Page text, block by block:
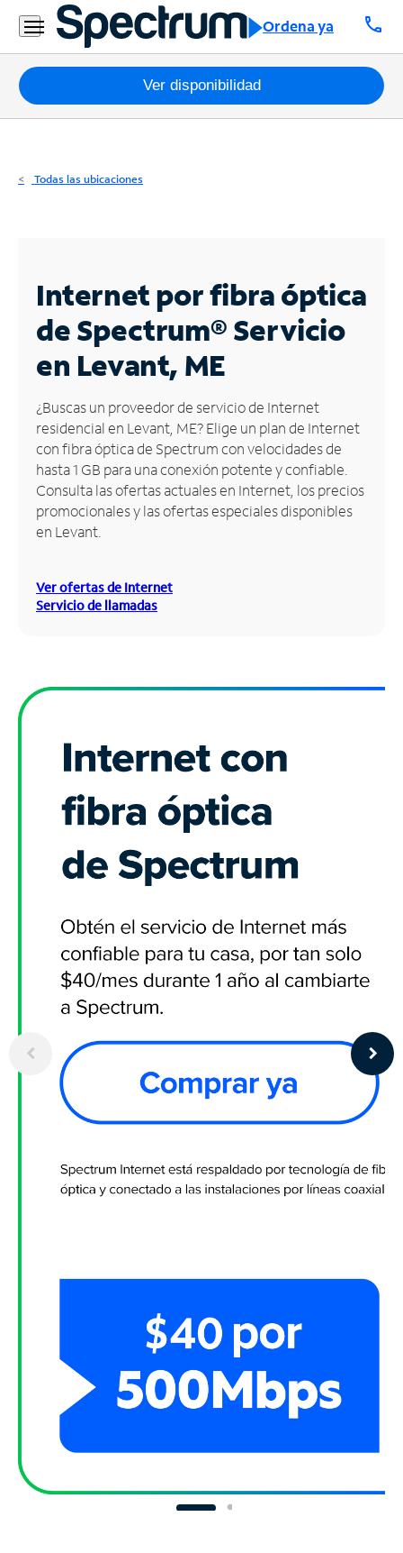
Ordena ya call
Residencial
Business
Paquetes
Internet
Business
Contáctanos
Inglés
Administrar
cuenta
Encuentra
una
tienda
Ver disponibilidad
Todas las ubicaciones
Internet por fibra óptica
de Spectrum®Servicio
en Levant, ME
¿Buscas un proveedor de servicio de Internet
residencial en Levant, ME? Elige un plan de Internet
con fibra óptica de Spectrum con velocidades de
hasta 1 GB para una conexión potente y confiable.
Consulta las ofertas actuales en Internet, los precios
promocionales y las ofertas especiales disponibles
en Levant.
Ver ofertas de Internet
Servicio de llamadas